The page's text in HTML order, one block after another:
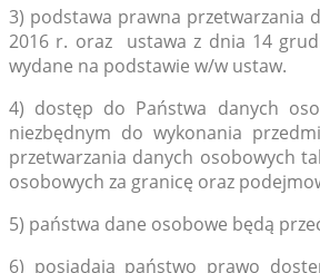
3) podstawa prawna przetwarzania
2016 r. oraz ustawa z dnia 14
wydane na podstawie w/w ustaw.
4) dostęp do Państwa danych
niezbędnym do wykonania
przetwarzania danych osobowych
osobowych za granicę oraz
5) państwa dane osobowe będą
6) posiadają państwo prawo